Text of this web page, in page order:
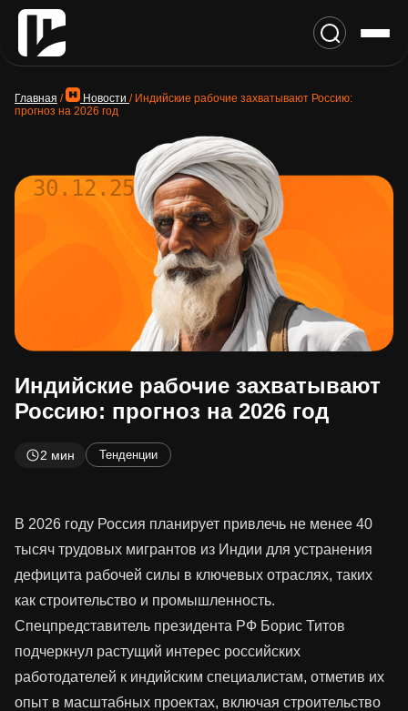
Главная / Новости / Индийские рабочие захватывают Россию:
прогноз на 2026 год
30.12.25
Индийские рабочие захватывают
Россию: прогноз на 2026 год
2 мин Тенденции
В 2026 году Россия планирует привлечь не менее 40
тысяч трудовых мигрантов из Индии для устранения
дефицита рабочей силы в ключевых отраслях, таких
как строительство и промышленность.
Спецпредставитель президента РФ Борис Титов
подчеркнул растущий интерес российских
работодателей к индийским специалистам, отметив их
опыт в масштабных проектах, включая строительство